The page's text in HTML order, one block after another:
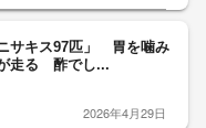
サキス97匹」 胃を噛み
走る 酢でし...
2026年4月29日